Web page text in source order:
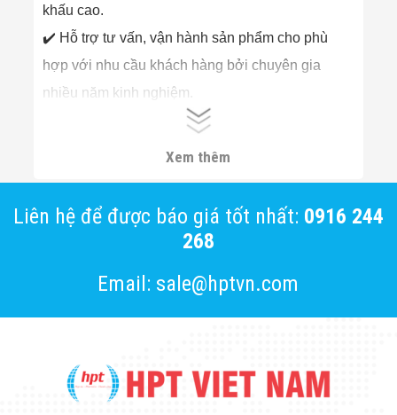
khấu cao.
✔️ Hỗ trợ tư vấn, vận hành sản phẩm cho phù
hợp với nhu cầu khách hàng bởi chuyên gia
nhiều năm kinh nghiệm.
✔️ Thường xuyên cập nhật thông tin về sản phẩm
Xem thêm
Liên hệ để được báo giá tốt nhất: 0916 244
268
Email: sale@hptvn.com